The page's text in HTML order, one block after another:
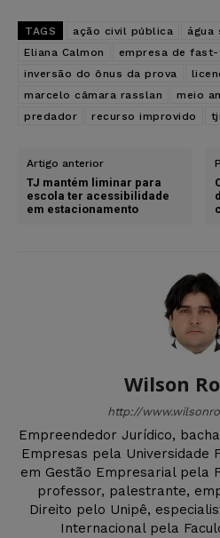
TAGS ação civil pública
água
Eliana Calmon
empresa de
inversão do ônus da prova
marcelo câmara rasslan
meio
predador
recurso improvido
Artigo anterior
TJ mantém liminar para
escola ter acessibilidade
em estacionamento
Wilson
http://
Empreendedor Jurídico,
Empresas pela Universidade
em Gestão Empresarial pela
professor, palestrante,
Direito pelo Unipê,
Internacional pela